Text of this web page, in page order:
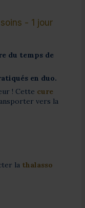
- 1 jour
du temps de
en duo.
! Cette cure
vers la
la thalasso